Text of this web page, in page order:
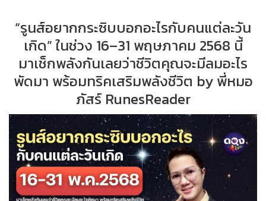
“รูนส์อยากกระซิบบอกอะไรกับคนแต่ละวัน
เกิด” ในช่วง 16–31 พฤษภาคม 2568 นี้
มาเช็กพลังกันเลยว่าชีวิตคุณจะมีลมอะไร
พัดมา พร้อมทริคเสริมพลังชีวิต​ by พี่หมอ
ภัสร์ RunesReader